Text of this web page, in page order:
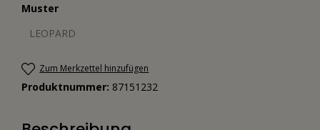
Muster
LEOPARD
Zum Merkzettel hinzufügen
Produktnummer: 87151232